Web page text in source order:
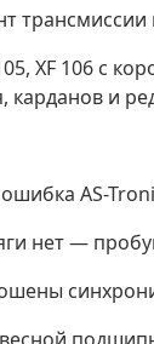
XF 106 с
и
AS-
нет —